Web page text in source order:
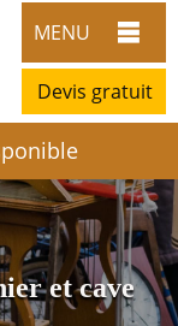
MENU
Devis gratuit
et cave